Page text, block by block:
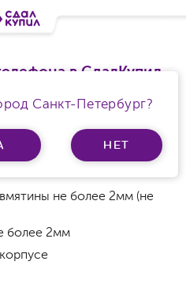
Санкт-Петербург?
НЕТ
в СдалКупил
которые не
не более 2мм (не
более 2мм